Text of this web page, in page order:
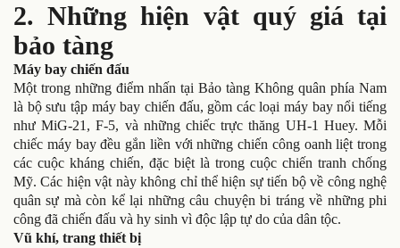
2. Những hiện vật quý giá tại
bảo tàng
Máy bay chiến đấu
Một trong những điểm nhấn tại Bảo tàng Không quân phía Nam
là bộ sưu tập máy bay chiến đấu, gồm các loại máy bay nổi tiếng
như MiG-21, F-5, và những chiếc trực thăng UH-1 Huey. Mỗi
chiếc máy bay đều gắn liền với những chiến công oanh liệt trong
các cuộc kháng chiến, đặc biệt là trong cuộc chiến tranh chống
Mỹ. Các hiện vật này không chỉ thể hiện sự tiến bộ về công nghệ
quân sự mà còn kể lại những câu chuyện bi tráng về những phi
công đã chiến đấu và hy sinh vì độc lập tự do của dân tộc.
Vũ khí, trang thiết bị